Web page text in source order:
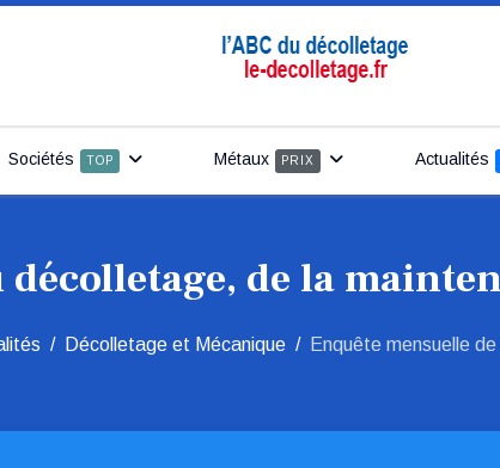
Sociétés TOP Métaux PRIX Actualités
décolletage, de la
Décolletage et Mécanique Enquête mensuelle